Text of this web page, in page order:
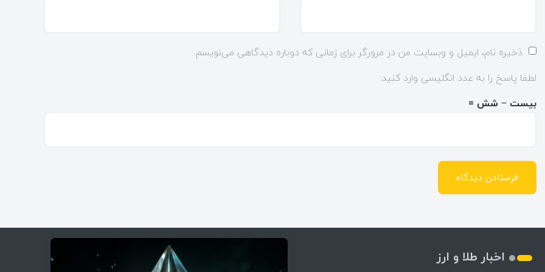
ذخیره نام، ایمیل و وبسایت من در مرورگر برای زمانی که دوباره دیدگاهی می‌نویسم.
لطفا پاسخ را به عدد انگلیسی وارد کنید:
بیست − شش =
اخبار طلا و ارز